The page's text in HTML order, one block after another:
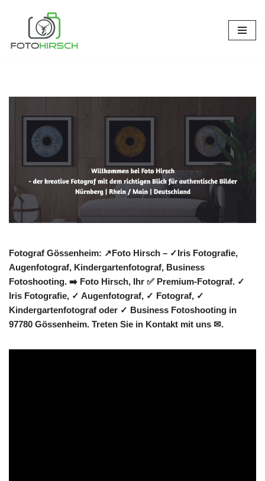
Inhalt
Fotograf Gössenheim: ↗️Foto Hirsch – ✓Iris Fotografie,
Augenfotograf, Kindergartenfotograf, Business
Fotoshooting. ➡️ Foto Hirsch, Ihr ✅ Premium-Fotograf. ✓
Iris Fotografie, ✓ Augenfotograf, ✓ Fotograf, ✓
Kindergartenfotograf oder ✓ Business Fotoshooting in
97780 Gössenheim. Treten Sie in Kontakt mit uns ✉.